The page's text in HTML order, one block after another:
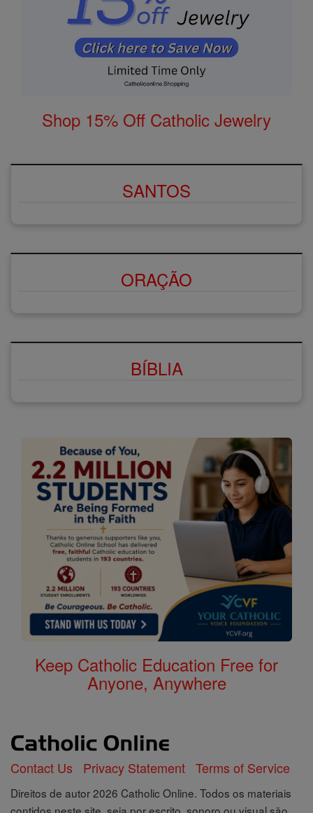
Shop 15% Off Catholic Jewelry
SANTOS
ORAÇÃO
BÍBLIA
Keep Catholic Education Free for
Anyone, Anywhere
Contact Us Privacy Statement Terms of Service
Direitos de autor 2026 Catholic Online. Todos os materiais